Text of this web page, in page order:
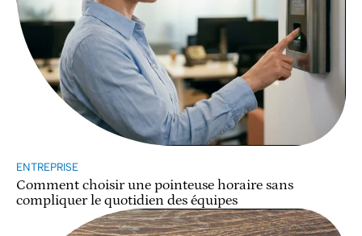
ENTREPRISE
Comment choisir une pointeuse horaire sans
compliquer le quotidien des équipes